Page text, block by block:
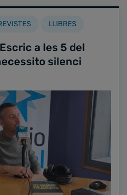
LLIBRES
a les 5 del
silenci